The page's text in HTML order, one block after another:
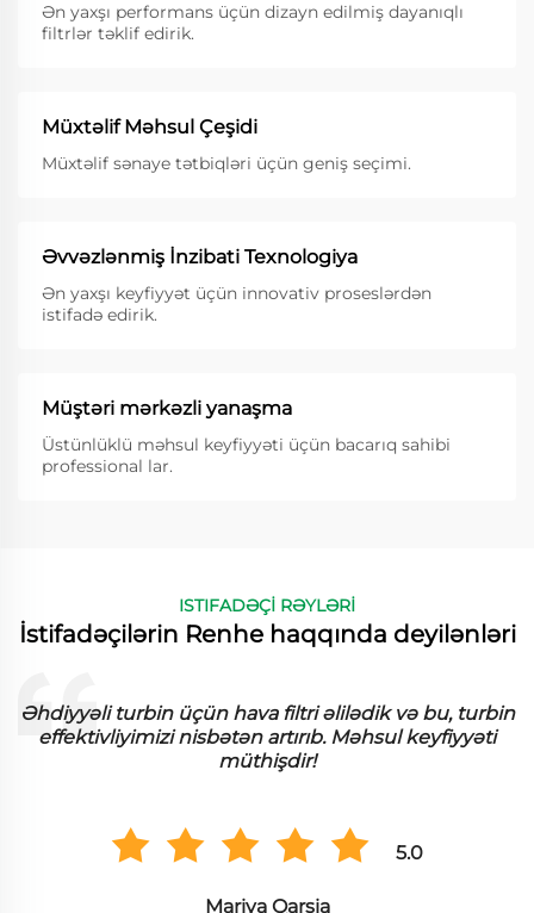
Ən yaxşı performans üçün dizayn edilmiş dayanıqlı
filtrlər təklif edirik.
Müxtəlif Məhsul Çeşidi
Müxtəlif sənaye tətbiqləri üçün geniş seçimi.
Əvvəzlənmiş İnzibati Texnologiya
Ən yaxşı keyfiyyət üçün innovativ proseslərdən
istifadə edirik.
Müştəri mərkəzli yanaşma
Üstünlüklü məhsul keyfiyyəti üçün bacarıq sahibi
professional lar.
ISTIFADƏÇİ RƏYLƏRİ
İstifadəçilərin Renhe haqqında deyilənləri
Əhdiyyəli turbin üçün hava filtri əlilədik və bu, turbin
effektivliyimizi nisbətən artırıb. Məhsul keyfiyyəti
müthişdir!
5.0
Mariya Qarsia